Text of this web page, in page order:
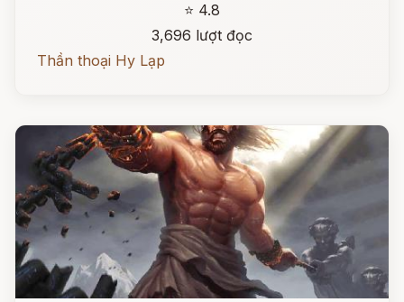
⭐ 4.8
3,696 lượt đọc
Thần thoại Hy Lạp